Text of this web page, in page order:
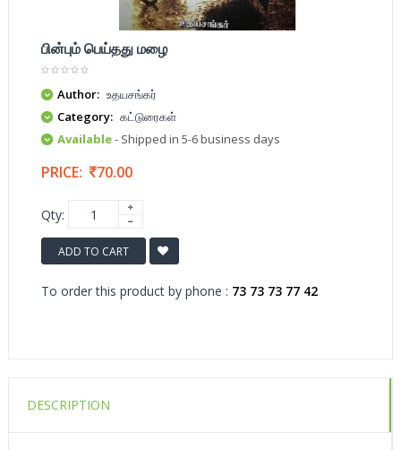
பின்பும் பெய்தது மழை
Author: உதயசங்கர்
Category: கட்டுரைகள்
Available- Shipped in 5-6 business days
PRICE: 70.00
Qty:
ADD TO CART
To order this product by phone : 73 73 73 77 42
DESCRIPTION